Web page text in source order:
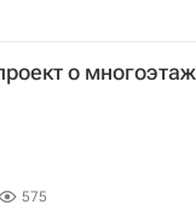
о
575